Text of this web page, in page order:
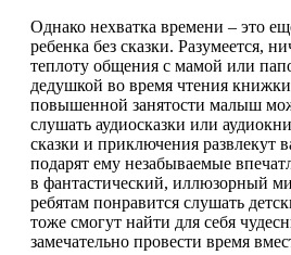
Однако нехватка времени – это
ребенка без сказки. Разумеется,
теплоту общения с мамой или
дедушкой во время чтения
повышенной занятости малыш
слушать аудиосказки или
сказки и приключения развлекут
подарят ему незабываемые
в фантастический, иллюзорный
ребятам понравится слушать
тоже смогут найти для себя
замечательно провести время